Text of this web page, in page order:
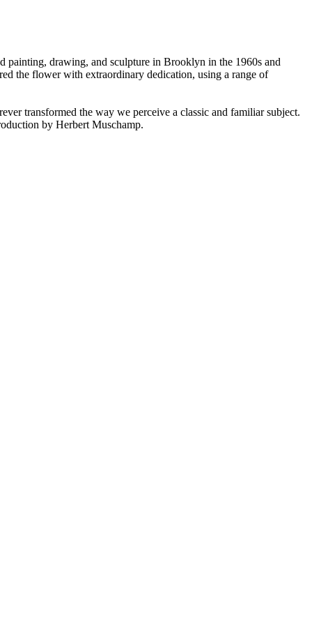
painting, drawing, and sculpture in Brooklyn in the 1960s and
the flower with extraordinary dedication, using a range of
transformed the way we perceive a classic and familiar subject.
by Herbert Muschamp.